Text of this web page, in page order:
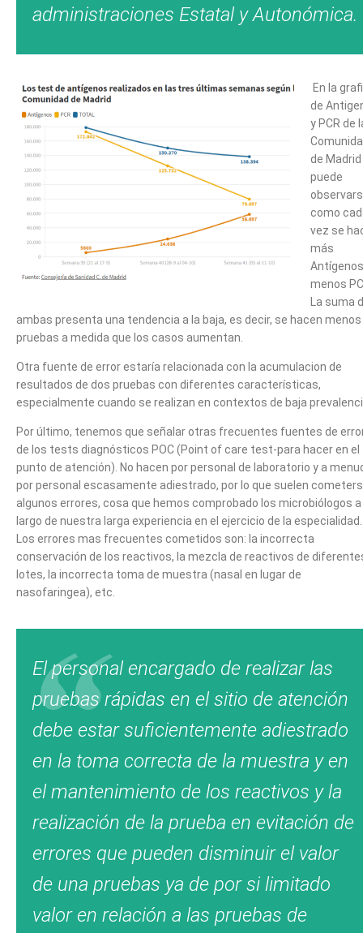
administraciones Estatal y Autonómica.
En la
de
y PCR de
de Madrid
puede
como
vez se
más
menos
La suma
ambas presenta una tendencia a la baja, es decir, se hacen menos
pruebas a medida que los casos aumentan.
Otra fuente de error estaría relacionada con la acumulacion de
resultados de dos pruebas con diferentes características,
especialmente cuando se realizan en contextos de baja
Por último, tenemos que señalar otras frecuentes fuentes de
de los tests diagnósticos POC (Point of care test-para hacer en el
punto de atención). No hacen por personal de laboratorio y a
por personal escasamente adiestrado, por lo que suelen
algunos errores, cosa que hemos comprobado los microbiólogos a
largo de nuestra larga experiencia en el ejercicio de la especialidad.
Los errores mas frecuentes cometidos son: la incorrecta
conservación de los reactivos, la mezcla de reactivos de
lotes, la incorrecta toma de muestra (nasal en lugar de
nasofaringea), etc.
El personal encargado de realizar las
pruebas rápidas en el sitio de atención
debe estar suficientemente adiestrado
en la toma correcta de la muestra y en
el mantenimiento de los reactivos y la
realización de la prueba en evitación de
errores que pueden disminuir el valor
de una pruebas ya de por si limitado
valor en relación a las pruebas de